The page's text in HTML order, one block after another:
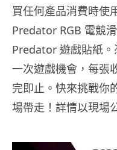
買任何產品消費時使
Predator RGB 電競
Predator 遊戲貼紙
一次遊戲機會，每張
完即止。快來挑戰你
場帶走！詳情以現場